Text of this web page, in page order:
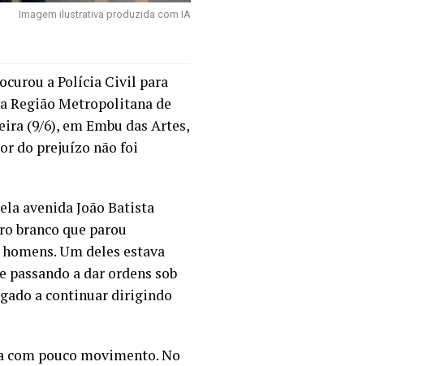
Imagem ilustrativa produzida com IA
a Polícia Civil para
Região Metropolitana de
(9/6), em Embu das Artes,
do prejuízo não foi
avenida João Batista
branco que parou
Um deles estava
a dar ordens sob
a continuar dirigindo
com pouco movimento. No